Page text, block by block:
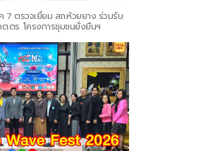
7 ตรวจเยี่ยม สภ.ห้วยยาง ร่วมรับ
ต.ตร. โครงการชุมชนยั่งยืนฯ